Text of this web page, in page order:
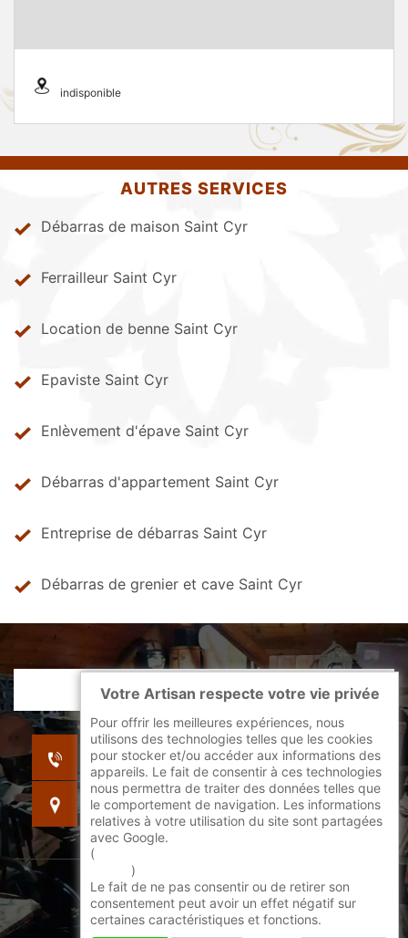
indisponible
AUTRES SERVICES
Débarras de maison Saint Cyr
Ferrailleur Saint Cyr
Location de benne Saint Cyr
Epaviste Saint Cyr
Enlèvement d'épave Saint Cyr
Débarras d'appartement Saint Cyr
Entreprise de débarras Saint Cyr
Débarras de grenier et cave Saint Cyr
indisponible
indisponible
indisponible
©2022 - 2026 Tout droit réservé -
Mentions légales
Votre Artisan respecte votre vie privée
Pour offrir les meilleures expériences, nous
utilisons des technologies telles que les cookies
pour stocker et/ou accéder aux informations des
appareils. Le fait de consentir à ces technologies
nous permettra de traiter des données telles que
le comportement de navigation. Les informations
relatives à votre utilisation du site sont partagées
avec Google.
(
)
Le fait de ne pas consentir ou de retirer son
consentement peut avoir un effet négatif sur
certaines caractéristiques et fonctions.